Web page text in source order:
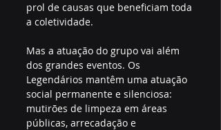
prol de causas que beneficiam toda
a coletividade.
Mas a atuação do grupo vai além
dos grandes eventos. Os
Legendários mantêm uma atuação
social permanente e silenciosa:
mutirões de limpeza em áreas
públicas, arrecadação e